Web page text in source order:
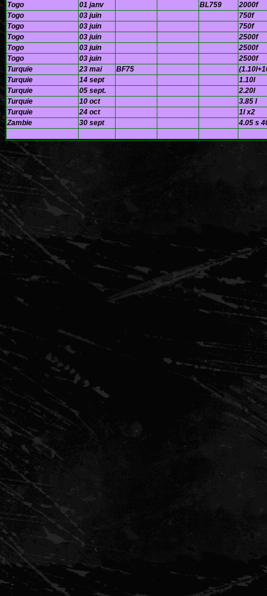
Togo
01 janv BL759
2000f
Togo
03 juin
750f
Togo
03 juin
750f
Togo
03 juin
2500f
Togo
03 juin
2500f
Togo
03 juin
2500f
Turquie
23 mai BF75
Turquie
14 sept
1.10l
Turquie
05 sept.
2.20l
Turquie
10 oct
3.85 l
Turquie
24 oct
1l x2
Zambie
30 sept 4.05 s